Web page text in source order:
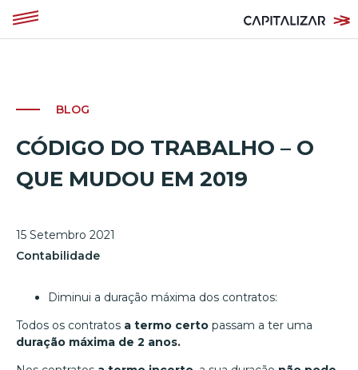
BLOG
CÓDIGO DO TRABALHO – O
QUE MUDOU EM 2019
15 Setembro 2021
Contabilidade
Diminui a duração máxima dos contratos:
Todos os contratos a termo certo passam a ter uma
duração máxima de 2 anos.